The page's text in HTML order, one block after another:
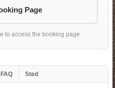
Page
to access the booking page
FAQ Sted